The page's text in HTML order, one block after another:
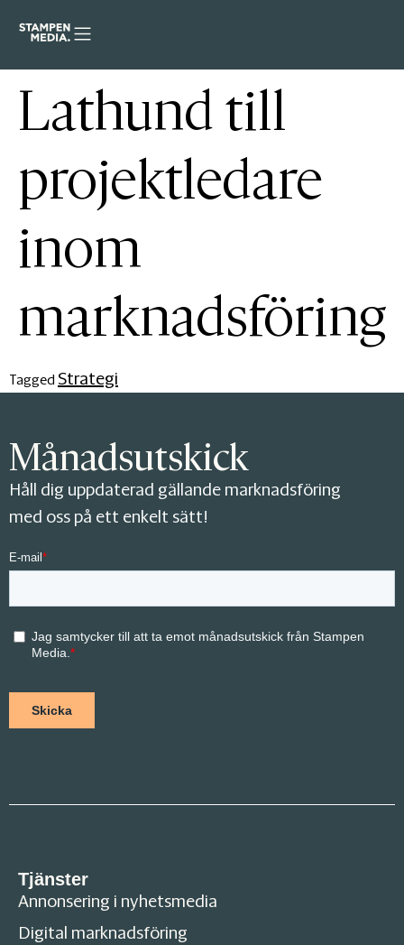
Lathund till
projektledare
inom
marknadsföring
Tagged Strategi
Månadsutskick
Håll dig uppdaterad gällande marknadsföring
med oss på ett enkelt sätt!
Tjänster
Annonsering i nyhetsmedia
Digital marknadsföring